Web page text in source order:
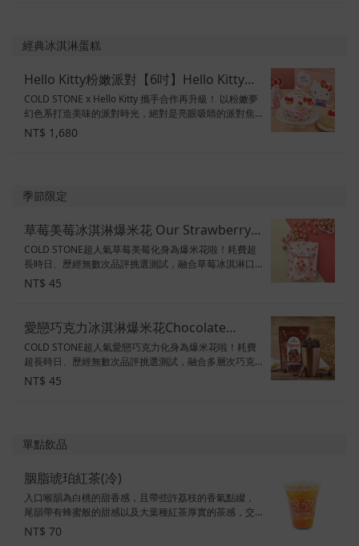
奶、香草、薄荷、棉花糖、巧克力冰淇淋 底部→焦糖布
蛋素
經典冰淇淋蛋糕
Hello Kitty粉嫩派對【6吋】Hello Kitty
Pink Party
COLD STONE x Hello Kitty 攜手合作再升級！ 以粉嫩夢
幻色系打造美味的派對時光，絕對是亮眼吸睛的派對焦
點，巧妙的將Q彈小麻糬融入芒果冰淇淋，酸甜草莓冰淇
淋拌入蔓越莓，創造豐富的口感，蛋糕表面點綴Kitty專
口味：芒果冰淇淋+小麻糬、草莓冰淇淋+蔓越莓、海綿
NT$ 1,680
季節限定
草莓美莓冰淇淋爆米花 Our Strawberry
Blonde Popcorn
COLD STONE超人氣草莓美莓化身為爆米花啦！耗費超
長時日、歷經無數次品評挑選測試，融合草莓冰淇淋口
味mix焦糖口味雙口味爆米花組合成超人氣草莓美莓冰淇
淋爆米花!!! 限量販售包裝商品，一顆兩顆吃不夠， 絕對
NT$ 45
愛戀巧克力冰淇淋爆米花Chocolate
Devotion Popcorn
COLD STONE超人氣愛戀巧克力化身為爆米花啦！耗費
超長時日、歷經無數次品評挑選測試，融合多層次巧克
力口味創出超人氣愛戀巧克力冰淇淋爆米花!!!明明是爆米
花又帶出布朗尼口感！ 濃郁巧克力爆米花限量販售包裝
NT$ 45
單點飲品
胭脂琥珀紅茶(冷)
入口喉韻為白桃的甜香感，且帶些許荔枝的香氣點綴，
尾韻帶有蜂蜜般的甜感以及大葉種紅茶厚實的茶感，交
織而成的多層次風味！ ※ 無咖啡因 ※ 原產地：印度、斯
里蘭卡 ※總糖量：0顆方糖 ※總熱量：0大卡 飲料統一尺
NT$ 70